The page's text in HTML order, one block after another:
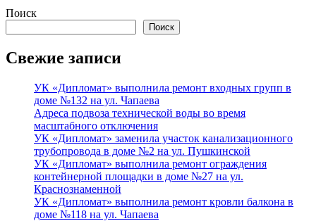
Поиск
Поиск
Свежие записи
УК «Дипломат» выполнила ремонт входных групп в
доме №132 на ул. Чапаева
Адреса подвоза технической воды во время
масштабного отключения
УК «Дипломат» заменила участок канализационного
трубопровода в доме №2 на ул. Пушкинской
УК «Дипломат» выполнила ремонт ограждения
контейнерной площадки в доме №27 на ул.
Краснознаменной
УК «Дипломат» выполнила ремонт кровли балкона в
доме №118 на ул. Чапаева